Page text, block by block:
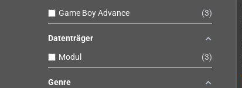
Game Boy Advance
3
Datenträger
Modul
3
Genre